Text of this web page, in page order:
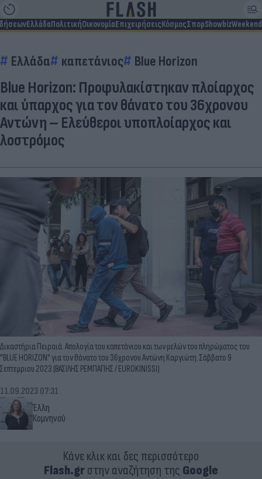
ΕλλάδαΠολιτικήΟικονομίαΕπιχειρήσειςΚόσμοςΣπορShowbizWeekend
Ελλάδα καπετάνιος Blue Horizon
Blue Horizon: Προφυλακίστηκαν πλοίαρχος
και ύπαρχος για τον θάνατο του 36χρονου
Αντώνη – Ελεύθεροι υποπλοίαρχος και
λοστρόμος
Δικαστήρια Πειραιά. Απολογία του καπετάνιου και των μελών του πληρώματος του
"BLUE HORIZON" για τον θάνατο του 36χρονου Αντώνη Καργιώτη. Σάββατο 9
Σεπτεμριου 2023 (ΒΑΣΙΛΗΣ ΡΕΜΠΑΠΗΣ / EUROKINISSI)
Έλλη
Κομνηνού
11.09.2023 07:31
Κάνε κλικ και δες περισσότερο
Flash.grστην αναζήτηση της Google